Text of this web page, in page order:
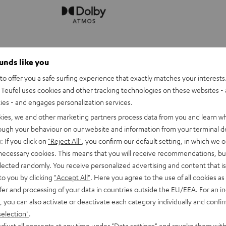
REARSTATION
Schwarz
REARSTATION
Ermöglicht kabellose
Lautsprecher
like you
offer you a safe surfing experience that exactly matches your
uses cookies and other tracking technologies on these websites -
- and engages personalization services.
we and other marketing partners process data from you and learn
your behaviour on our website and information from your terminal
If you click on "Reject All" , you confirm our default setting, in which we
cookies. This means that you will receive recommendations,
randomly. You receive personalized advertising and content that
you by clicking "Accept All" . Here you agree to the use of all cookies
and processing of your data in countries outside the EU/EEA. For an
you can also activate or deactivate each category individually and